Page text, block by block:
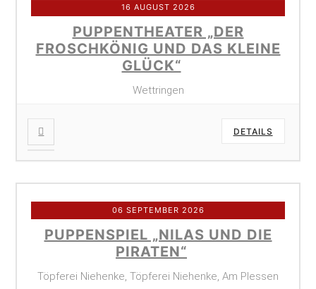
16 AUGUST 2026
PUPPENTHEATER „DER
FROSCHKÖNIG UND DAS KLEINE
GLÜCK“
Wettringen
DETAILS
06 SEPTEMBER 2026
PUPPENSPIEL „NILAS UND DIE
PIRATEN“
Töpferei Niehenke, Töpferei Niehenke, Am Plessen